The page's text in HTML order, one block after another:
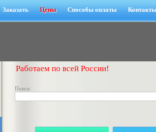
Заказать Цены Способы оплаты Контакты
Работаем по всей России!
Поиск: